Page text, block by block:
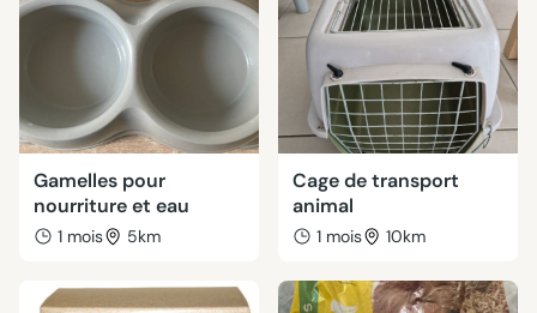
Gamelles pour
nourriture et eau
1 mois 5km
Cage de transport
animal
1 mois 10km